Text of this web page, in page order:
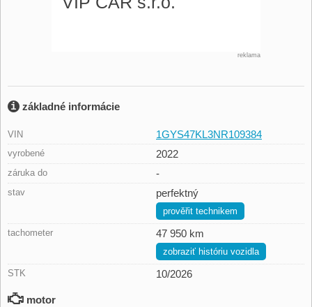
reklama
základné informácie
VIN 1GYS47KL3NR109384
vyrobené 2022
záruka do -
stav perfektný
prověřit technikem
tachometer 47 950 km
zobraziť históriu vozidla
STK 10/2026
motor